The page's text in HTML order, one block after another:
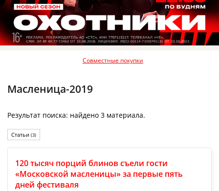
Совместные покупки
Масленица-2019
Результат поиска: найдено 3 материала.
Статьи (3)
120 тысяч порций блинов съели гости
«Московской масленицы» за первые пять
дней фестиваля